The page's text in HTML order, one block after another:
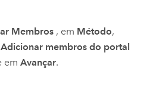
Membros, em Método,
Adicionar membros do portal
em Avançar.